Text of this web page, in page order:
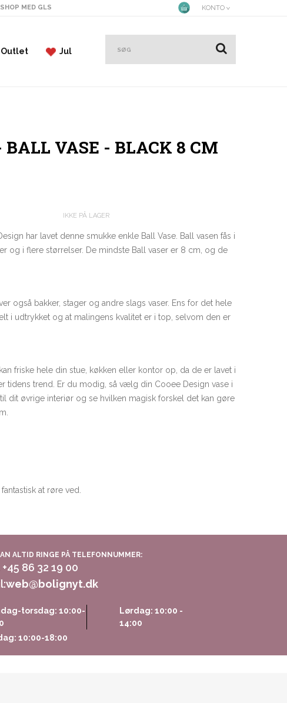
MED GLS KONTO
Outlet Jul
BALL VASE - BLACK 8 CM
IKKE PÅ LAGER
har lavet denne smukke enkle Ball Vase. Ball vasen fås i
og i flere størrelser. De mindste Ball vaser er 8 cm, og de
også bakker, stager og andre slags vaser. Ens for det hele
i udtrykket og at malingens kvalitet er i top, selvom den er
friske hele din stue, køkken eller kontor op, da de er lavet i
tidens trend. Er du modig, så vælg din Cooee Design vase i
dit øvrige interiør og se hvilken magisk forskel det kan gøre
at røre ved.
ALTID RINGE PÅ TELEFONNUMMER:
86 32 19 00
web@bolignyt.dk
torsdag: 10:00-
10:00-18:00
Lørdag: 10:00 -
14:00